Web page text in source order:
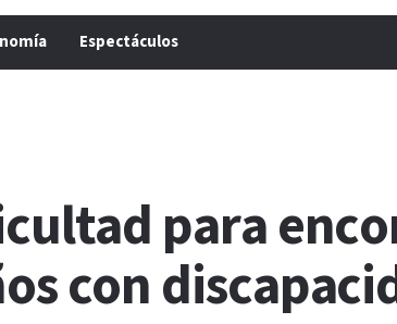
Espectáculos
para
con